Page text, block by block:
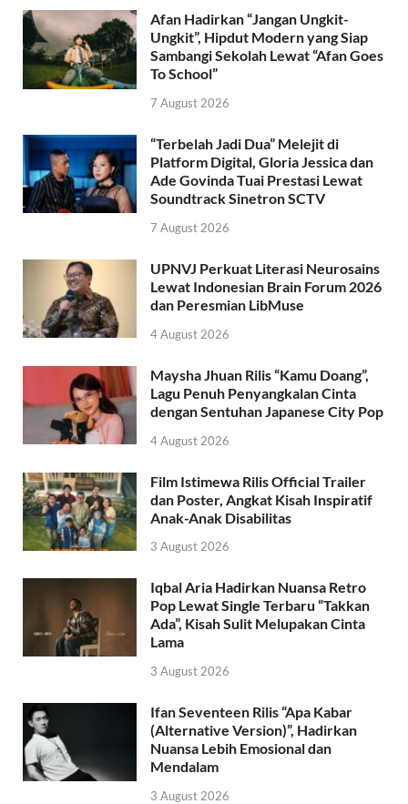
Afan Hadirkan “Jangan Ungkit-
Ungkit”, Hipdut Modern yang Siap
Sambangi Sekolah Lewat “Afan Goes
To School”
7 August 2026
“Terbelah Jadi Dua” Melejit di
Platform Digital, Gloria Jessica dan
Ade Govinda Tuai Prestasi Lewat
Soundtrack Sinetron SCTV
7 August 2026
UPNVJ Perkuat Literasi Neurosains
Lewat Indonesian Brain Forum 2026
dan Peresmian LibMuse
4 August 2026
Maysha Jhuan Rilis “Kamu Doang”,
Lagu Penuh Penyangkalan Cinta
dengan Sentuhan Japanese City Pop
4 August 2026
Film Istimewa Rilis Official Trailer
dan Poster, Angkat Kisah Inspiratif
Anak-Anak Disabilitas
3 August 2026
Iqbal Aria Hadirkan Nuansa Retro
Pop Lewat Single Terbaru “Takkan
Ada”, Kisah Sulit Melupakan Cinta
Lama
3 August 2026
Ifan Seventeen Rilis “Apa Kabar
(Alternative Version)”, Hadirkan
Nuansa Lebih Emosional dan
Mendalam
3 August 2026